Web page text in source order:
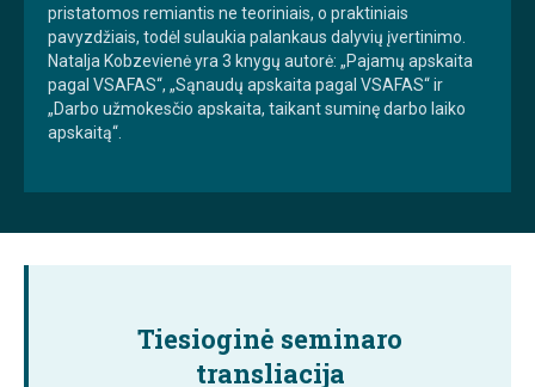
pristatomos remiantis ne teoriniais, o praktiniais
pavyzdžiais, todėl sulaukia palankaus dalyvių įvertinimo.
Natalja Kobzevienė yra 3 knygų autorė: „Pajamų apskaita
pagal VSAFAS“, „Sąnaudų apskaita pagal VSAFAS“ ir
„Darbo užmokesčio apskaita, taikant suminę darbo laiko
apskaitą“.
Tiesioginė seminaro
transliacija